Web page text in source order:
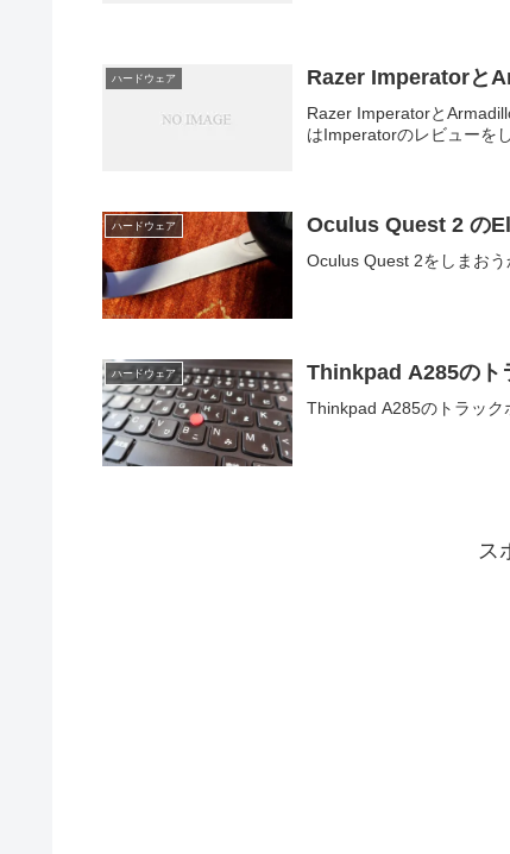
ハードウェア Razer Imperatorと
Razer Imperatorと
はImperatorのレビューを
ハードウェア Oculus Quest 2 の
Oculus Quest 2をしまお
ハードウェア Thinkpad A285のト
Thinkpad A285のトラック
ス